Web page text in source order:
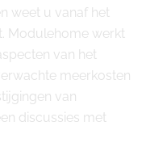
weet u vanaf het
Modulehome werkt
van het
meerkosten
van
discussies met